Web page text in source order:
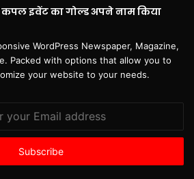
इवेंट का गोल्ड अपने नाम किया
WordPress Newspaper, Magazine,
Packed with options that allow you to
your website to your needs.